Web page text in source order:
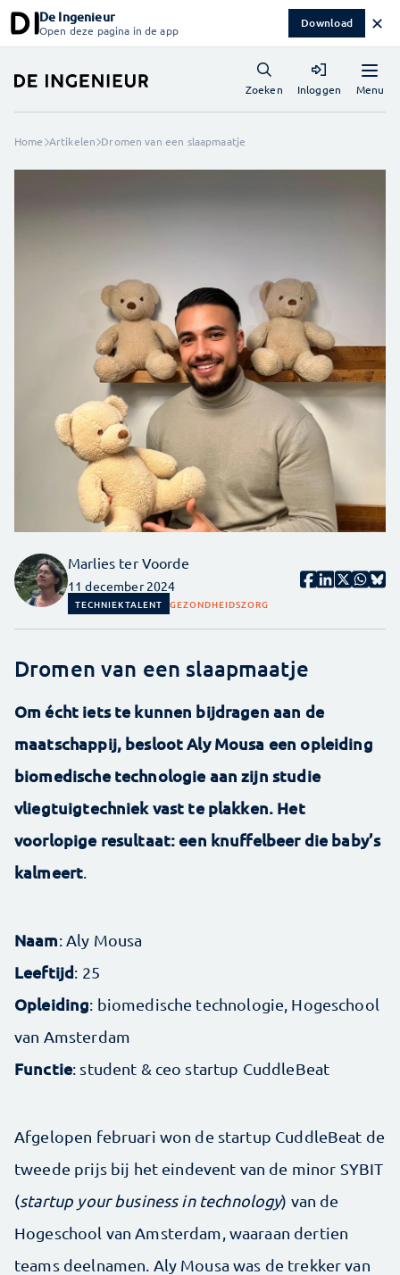
De Ingenieur
Open deze pagina in de app Download ✕
Menu
Zoeken Inloggen
Home Artikelen Dromen van een slaapmaatje
Marlies ter Voorde
11 december 2024
TECHNIEKTALENT GEZONDHEIDSZORG
Dromen van een slaapmaatje
Om écht iets te kunnen bijdragen aan de
maatschappij, besloot Aly Mousa een opleiding
biomedische technologie aan zijn studie
vliegtuigtechniek vast te plakken. Het
voorlopige resultaat: een knuffelbeer die baby’s
kalmeert
Naam: Aly Mousa
Leeftijd: 25
Opleiding: biomedische technologie, Hogeschool
van Amsterdam
Functie: student & ceo startup CuddleBeat
Afgelopen februari won de startup CuddleBeat de
tweede prijs bij het eindevent van de minor SYBIT
(startup your business in technology) van de
Hogeschool van Amsterdam, waaraan dertien
teams deelnamen. Aly Mousa was de trekker van